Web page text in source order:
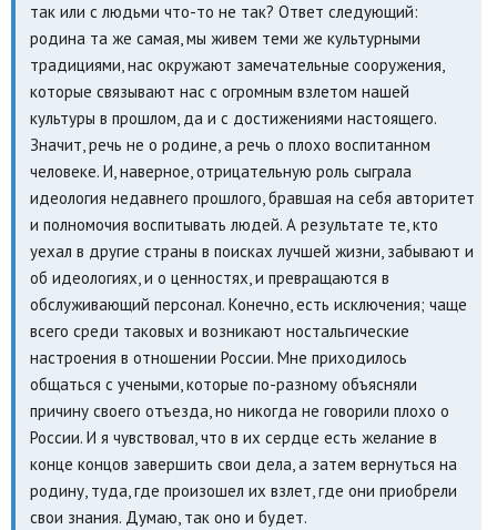
так или с людьми что-то не так? Ответ следующий:
родина та же самая, мы живем теми же культурными
традициями, нас окружают замечательные сооружения,
которые связывают нас с огромным взлетом нашей
культуры в прошлом, да и с достижениями настоящего.
Значит, речь не о родине, а речь о плохо воспитанном
человеке. И, наверное, отрицательную роль сыграла
идеология недавнего прошлого, бравшая на себя авторитет
и полномочия воспитывать людей. А результате те, кто
уехал в другие страны в поисках лучшей жизни, забывают и
об идеологиях, и о ценностях, и превращаются в
обслуживающий персонал. Конечно, есть исключения; чаще
всего среди таковых и возникают ностальгические
настроения в отношении России. Мне приходилось
общаться с учеными, которые по-разному объясняли
причину своего отъезда, но никогда не говорили плохо о
России. И я чувствовал, что в их сердце есть желание в
конце концов завершить свои дела, а затем вернуться на
родину, туда, где произошел их взлет, где они приобрели
свои знания. Думаю, так оно и будет.